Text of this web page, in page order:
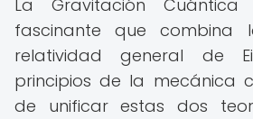
La Gravitación
fascinante que
relatividad general de
principios de la mecánica
de unificar estas dos